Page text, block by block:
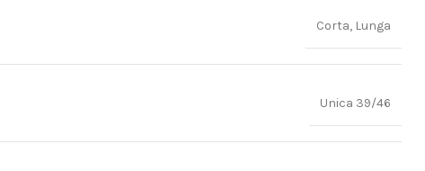
Corta, Lunga
Unica 39/46